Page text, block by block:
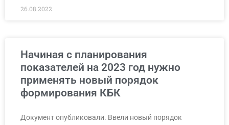
26.08.2022
Начиная с планирования
показателей на 2023 год нужно
применять новый порядок
формирования КБК
Документ опубликовали. Ввели новый порядок